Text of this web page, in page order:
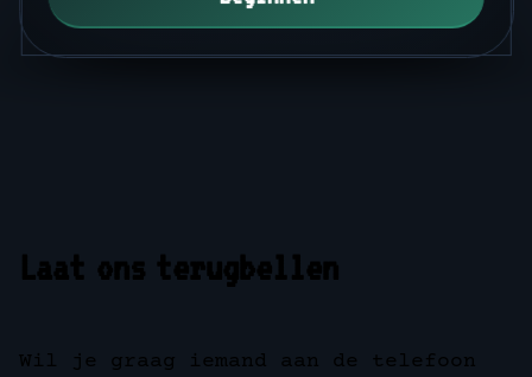
Laat ons terugbellen
Wil je graag iemand aan de telefoon